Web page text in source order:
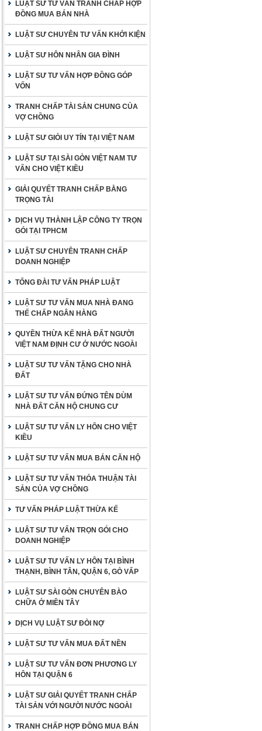
LUẬT SƯ TƯ VẤN TRANH CHẤP HỢP
ĐỒNG MUA BÁN NHÀ
LUẬT SƯ CHUYÊN TƯ VẤN KHỞI KIỆN
LUẬT SƯ HÔN NHÂN GIA ĐÌNH
LUẬT SƯ TƯ VẤN HỢP ĐỒNG GÓP
VỐN
TRANH CHẤP TÀI SẢN CHUNG CỦA
VỢ CHỒNG
LUẬT SƯ GIỎI UY TÍN TẠI VIỆT NAM
LUẬT SƯ TẠI SÀI GÒN VIỆT NAM TƯ
VẤN CHO VIỆT KIỀU
GIẢI QUYẾT TRANH CHẤP BẰNG
TRỌNG TÀI
DỊCH VỤ THÀNH LẬP CÔNG TY TRỌN
GÓI TẠI TPHCM
LUẬT SƯ CHUYÊN TRANH CHẤP
DOANH NGHIỆP
TỔNG ĐÀI TƯ VẤN PHÁP LUẬT
LUẬT SƯ TƯ VẤN MUA NHÀ ĐANG
THẾ CHẤP NGÂN HÀNG
QUYỀN THỪA KẾ NHÀ ĐẤT NGƯỜI
VIỆT NAM ĐỊNH CƯ Ở NƯỚC NGOÀI
LUẬT SƯ TƯ VẤN TẶNG CHO NHÀ
ĐẤT
LUẬT SƯ TƯ VẤN ĐỨNG TÊN DÙM
NHÀ ĐẤT CĂN HỘ CHUNG CƯ
LUẬT SƯ TƯ VẤN LY HÔN CHO VIỆT
KIỀU
LUẬT SƯ TƯ VẤN MUA BÁN CĂN HỘ
LUẬT SƯ TƯ VẤN THỎA THUẬN TÀI
SẢN CỦA VỢ CHỒNG
TƯ VẤN PHÁP LUẬT THỪA KẾ
LUẬT SƯ TƯ VẤN TRỌN GÓI CHO
DOANH NGHIỆP
LUẬT SƯ TƯ VẤN LY HÔN TẠI BÌNH
THẠNH, BÌNH TÂN, QUẬN 6, GÒ VẤP
LUẬT SƯ SÀI GÒN CHUYÊN BÀO
CHỮA Ở MIỀN TÂY
DỊCH VỤ LUẬT SƯ ĐÒI NỢ
LUẬT SƯ TƯ VẤN MUA ĐẤT NỀN
LUẬT SƯ TƯ VẤN ĐƠN PHƯƠNG LY
HÔN TẠI QUẬN 6
LUẬT SƯ GIẢI QUYẾT TRANH CHẤP
TÀI SẢN VỚI NGƯỜI NƯỚC NGOÀI
TRANH CHẤP HỢP ĐỒNG MUA BÁN